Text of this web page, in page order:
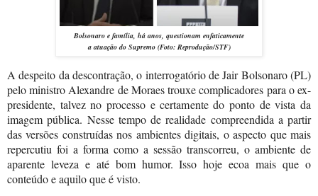
Bolsonaro e família, há anos, questionam enfaticamente
a atuação do Supremo (Foto: Reprodução/STF)
A despeito da descontração, o interrogatório de Jair Bolsonaro (PL)
pelo ministro Alexandre de Moraes trouxe complicadores para o ex-
presidente, talvez no processo e certamente do ponto de vista da
imagem pública. Nesse tempo de realidade compreendida a partir
das versões construídas nos ambientes digitais, o aspecto que mais
repercutiu foi a forma como a sessão transcorreu, o ambiente de
aparente leveza e até bom humor. Isso hoje ecoa mais que o
conteúdo e aquilo que é visto.